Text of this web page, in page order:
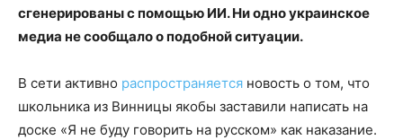
сгенерированы с помощью ИИ. Ни одно украинское
медиа не сообщало о подобной ситуации.
В сети активно распространяется новость о том, что
школьника из Винницы якобы заставили написать на
доске «Я не буду говорить на русском» как наказание.